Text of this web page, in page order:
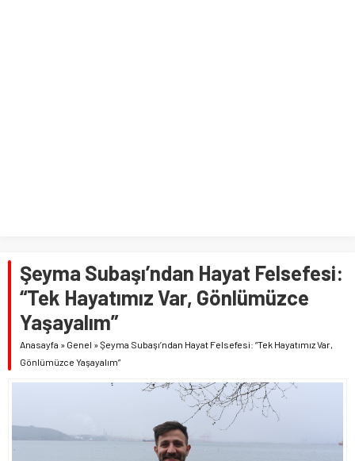
Şeyma Subaşı’ndan Hayat Felsefesi:
“Tek Hayatımız Var, Gönlümüzce
Yaşayalım”
Anasayfa » Genel »Şeyma Subaşı’ndan Hayat Felsefesi: “Tek Hayatımız Var,
Gönlümüzce Yaşayalım”